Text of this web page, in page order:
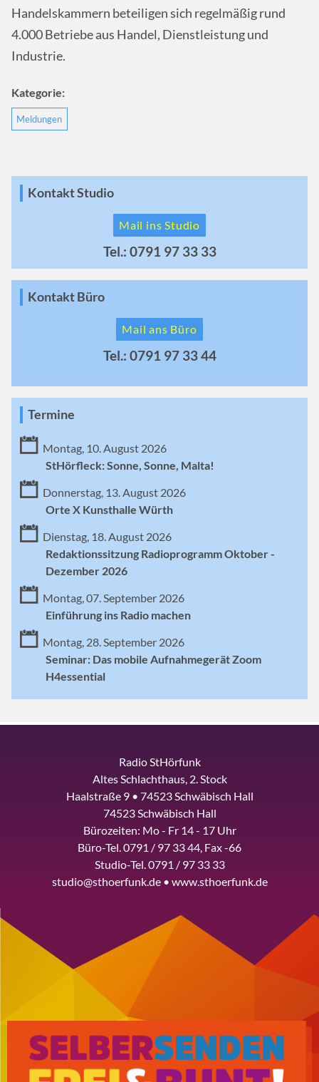
Handelskammern beteiligen sich regelmäßig rund
4.000 Betriebe aus Handel, Dienstleistung und
Industrie.
Kategorie:
Meldungen
Kontakt Studio
Mail ins Studio
Tel.: 0791 97 33 33
Kontakt Büro
Mail ans Büro
Tel.: 0791 97 33 44
Termine
Montag, 10. August 2026
StHörfleck: Sonne, Sonne, Malta!
Donnerstag, 13. August 2026
Orte X Kunsthalle Würth
Dienstag, 18. August 2026
Redaktionssitzung Radioprogramm Oktober -
Dezember 2026
Montag, 07. September 2026
Einführung ins Radio machen
Montag, 28. September 2026
Seminar: Das mobile Aufnahmegerät Zoom
H4essential
Radio StHörfunk
Altes Schlachthaus, 2. Stock
Haalstraße 9 • 74523 Schwäbisch Hall
74523 Schwäbisch Hall
Bürozeiten: Mo - Fr 14 - 17 Uhr
Büro-Tel. 0791 / 97 33 44, Fax -66
Studio-Tel. 0791 / 97 33 33
studio@sthoerfunk.de • www.sthoerfunk.de